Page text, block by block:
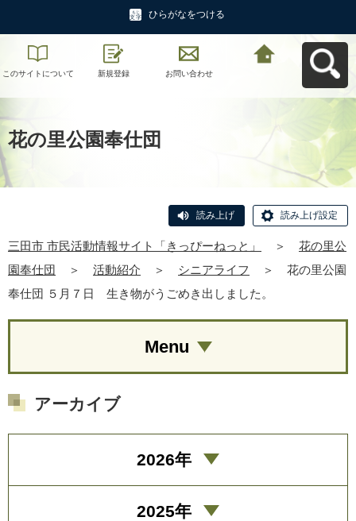
ひらがなをつける
このサイトについて 新規登録 お問い合わせ
花の里公園奉仕団
読み上げ 読み上げ設定
三田市 市民活動情報サイト「きっぴーねっと」 ＞
花の里公
園奉仕団
＞ 活動紹介 ＞ シニアライフ ＞
花の里公園
奉仕団 ５月７日 生き物がうごめき出しました。
Menu
アーカイブ
2026年
2025年